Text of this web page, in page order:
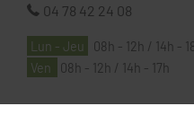
04 78 42 24 08
Lun - Jeu
08h -
Ven
08h - 12h / 14h - 17h